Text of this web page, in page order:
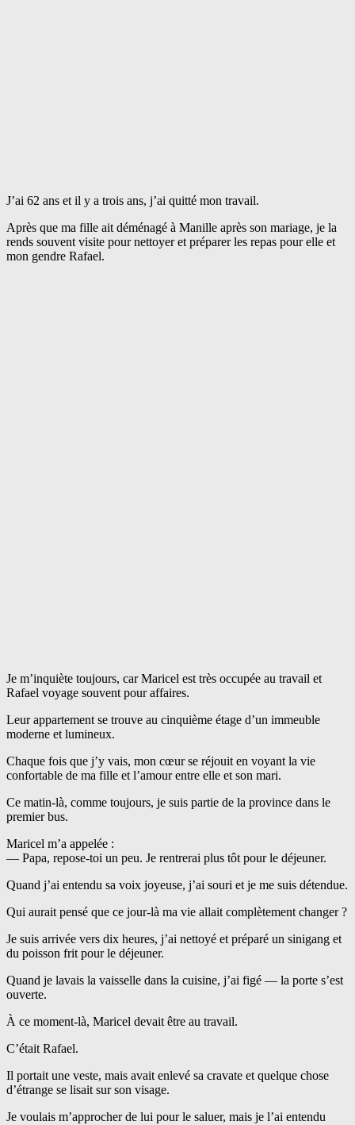
J’ai 62 ans et il y a trois ans, j’ai quitté mon travail.
Après que ma fille ait déménagé à Manille après son mariage, je la
rends souvent visite pour nettoyer et préparer les repas pour elle et
mon gendre Rafael.
Je m’inquiète toujours, car Maricel est très occupée au travail et
Rafael voyage souvent pour affaires.
Leur appartement se trouve au cinquième étage d’un immeuble
moderne et lumineux.
Chaque fois que j’y vais, mon cœur se réjouit en voyant la vie
confortable de ma fille et l’amour entre elle et son mari.
Ce matin-là, comme toujours, je suis partie de la province dans le
premier bus.
Maricel m’a appelée :
— Papa, repose-toi un peu. Je rentrerai plus tôt pour le déjeuner.
Quand j’ai entendu sa voix joyeuse, j’ai souri et je me suis détendue.
Qui aurait pensé que ce jour-là ma vie allait complètement changer ?
Je suis arrivée vers dix heures, j’ai nettoyé et préparé un sinigang et
du poisson frit pour le déjeuner.
Quand je lavais la vaisselle dans la cuisine, j’ai figé — la porte s’est
ouverte.
À ce moment-là, Maricel devait être au travail.
C’était Rafael.
Il portait une veste, mais avait enlevé sa cravate et quelque chose
d’étrange se lisait sur son visage.
Je voulais m’approcher de lui pour le saluer, mais je l’ai entendu